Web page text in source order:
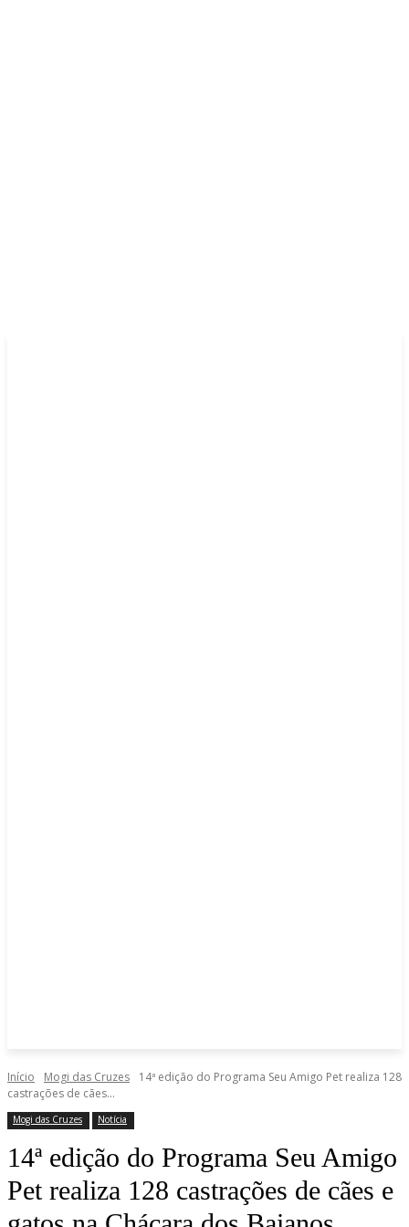
Início Mogi das Cruzes
14ª edição do Programa Seu Amigo Pet realiza 128
castrações de cães...
Mogi das Cruzes Notícia
14ª edição do Programa Seu Amigo
Pet realiza 128 castrações de cães e